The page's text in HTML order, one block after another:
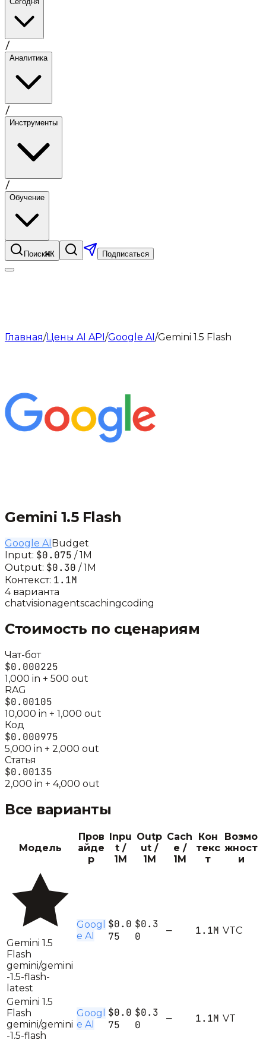
/
Аналитика
/
Инструменты
/
Обучение
Поиск⌘K Подписаться
Главная/Цены AI API/Google AI/Gemini 1.5 Flash
Gemini 1.5 Flash
Google AIBudget
Input: $0.075 / 1M
Output: $0.30 / 1M
Контекст: 1.1M
4варианта
chatvisionagentscachingcoding
Стоимость по сценариям
Чат-бот
$0.000225
1,000 in + 500 out
RAG
$0.00105
10,000 in + 1,000 out
Код
$0.000975
5,000 in + 2,000 out
Статья
$0.00135
2,000 in + 4,000 out
Все варианты
Модель
Пров
айде
р
Inpu
t /
1M
Outp
ut /
1M
Cach
e /
1M
Кон
текс
т
Возмо
жност
и
Gemini 1.5
Flash
gemini/gemini
-1.5-flash-
latest
Googl
e AI
$0.0
75
$0.3
0
— 1.1M VTC
Gemini 1.5
Flash
gemini/gemini
-1.5-flash
Googl
e AI
$0.0
75
$0.3
0
— 1.1M VT